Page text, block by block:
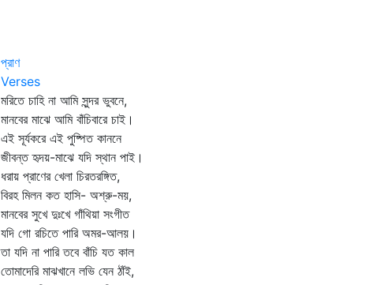
প্রাণ
Verses
মরিতে চাহি না আমি সুন্দর ভুবনে,
মানবের মাঝে আমি বাঁচিবারে চাই।
এই সূর্যকরে এই পুষ্পিত কাননে
জীবন্ত হৃদয়-মাঝে যদি স্থান পাই।
ধরায় প্রাণের খেলা চিরতরঙ্গিত,
বিরহ মিলন কত হাসি- অশ্রু-ময়,
মানবের সুখে দুঃখে গাঁথিয়া সংগীত
যদি গো রচিতে পারি অমর-আলয়।
তা যদি না পারি তবে বাঁচি যত কাল
তোমাদেরি মাঝখানে লভি যেন ঠাঁই,